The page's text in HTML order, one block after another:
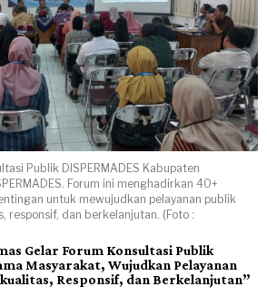
Publik DISPERMADES Kabupaten
Forum ini menghadirkan 40+
untuk mewujudkan pelayanan publik
responsif, dan berkelanjutan. (Foto :
Gelar Forum Konsultasi Publik
Masyarakat, Wujudkan Pelayanan
Responsif, dan Berkelanjutan”